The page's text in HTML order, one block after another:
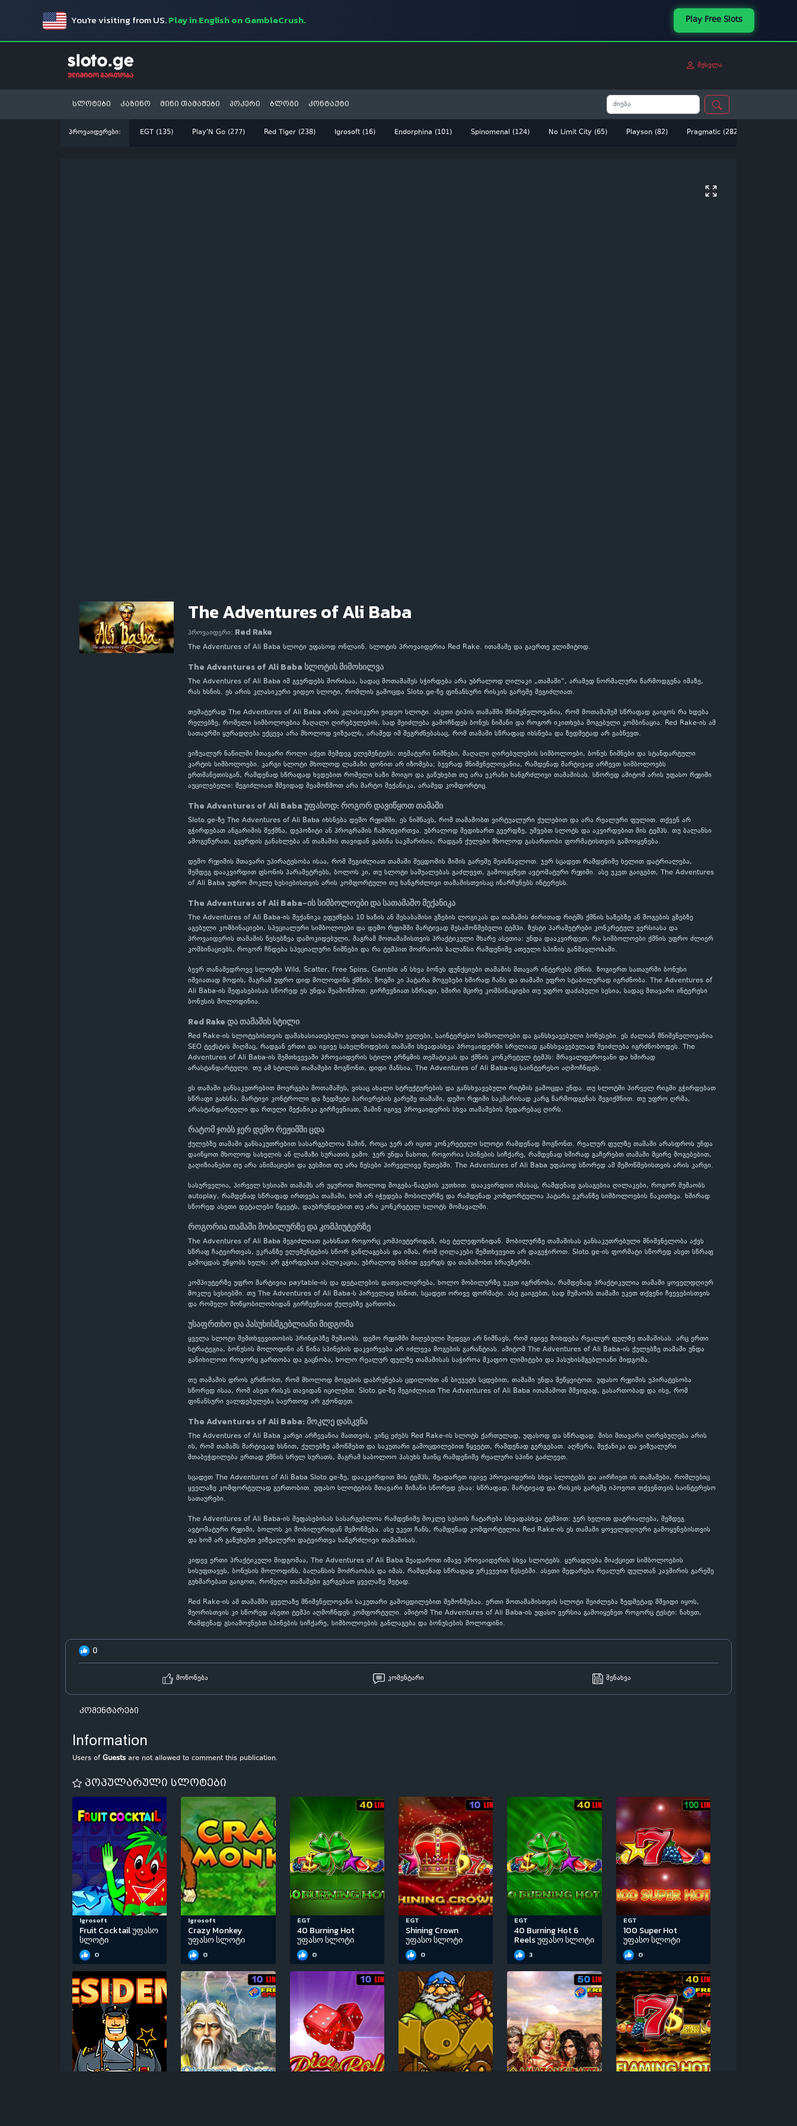
You're visiting from US.Play in English on GambleCrush. Play Free Slots
შესვლა
სლოტები კაზინო მინი თამაშები პოკერი ბლოგი კონტაქტი
პროვაიდერები: EGT (135) Play'N Go (277) Red Tiger (238) Igrosoft (16) Endorphina (101) Spinomenal (124) No Limit City (65) Playson (82) Pragmatic (282)
The Adventures of Ali Baba
პროვაიდერი: Red Rake
The Adventures of Ali Baba სლოტი უფასოდ ონლაინ. სლოტის პროვაიდერია Red Rake. ითამაშე და გაერთე ულიმიტოდ.
The Adventures of Ali Baba სლოტის მიმოხილვა
The Adventures of Ali Baba იმ გვერდებს შორისაა, სადაც მოთამაშეს სჭირდება არა უბრალოდ ღილაკი „თამაში“, არამედ ნორმალური წარმოდგენა იმაზე,
რას ხსნის. ეს არის კლასიკური ვიდეო სლოტი, რომლის გამოცდა Sloto.ge-ზე ფინანსური რისკის გარეშე შეგიძლიათ.
თემატურად The Adventures of Ali Baba არის კლასიკური ვიდეო სლოტი. ასეთი ტიპის თამაშში მნიშვნელოვანია, რომ მოთამაშემ სწრაფად გაიგოს რა ხდება
რელებზე, რომელი სიმბოლოებია მაღალი ღირებულების, სად შეიძლება გამოჩნდეს ბონუს ნიშანი და როგორ იკითხება მოგებული კომბინაცია. Red Rake-ის ამ
სათაურში ყურადღება ექცევა არა მხოლოდ ვიზუალს, არამედ იმ შეგრძნებასაც, რომ თამაში სწრაფად იხსნება და ზედმეტად არ გაბნევთ.
ვიზუალურ ნაწილში მთავარი როლი აქვთ შემდეგ ელემენტებს: თემატური ნიშნები, მაღალი ღირებულების სიმბოლოები, ბონუს ნიშნები და სტანდარტული
კარტის სიმბოლოები. კარგი სლოტი მხოლოდ ლამაზი ფონით არ იზომება; ბევრად მნიშვნელოვანია, რამდენად მარტივად არჩევთ სიმბოლოებს
ერთმანეთისგან, რამდენად სწრაფად ხვდებით რომელი ხაზი მოიგო და გაწუხებთ თუ არა ეკრანი ხანგრძლივი თამაშისას. სწორედ ამიტომ არის უფასო რეჟიმი
აუცილებელი: შეგიძლიათ მშვიდად შეამოწმოთ არა მარტო მექანიკა, არამედ კომფორტიც.
The Adventures of Ali Baba უფასოდ: როგორ დავიწყოთ თამაში
Sloto.ge-ზე The Adventures of Ali Baba იხსნება დემო რეჟიმში. ეს ნიშნავს, რომ თამაშობთ ვირტუალური ქულებით და არა რეალური ფულით. თქვენ არ
გჭირდებათ ანგარიშის შექმნა, დეპოზიტი ან პროგრამის ჩამოტვირთვა. უბრალოდ შედიხართ გვერდზე, უშვებთ სლოტს და აკვირდებით მის ტემპს. თუ ბალანსი
ამოგეწურათ, გვერდის განახლება ან თამაშის თავიდან გახსნა საკმარისია, რადგან ქულები მხოლოდ გასართობი ფორმატისთვის გამოიყენება.
დემო რეჟიმის მთავარი უპირატესობა ისაა, რომ შეგიძლიათ თამაში შეცდომის შიშის გარეშე შეისწავლოთ. ჯერ სცადეთ რამდენიმე ხელით დატრიალება,
შემდეგ დააკვირდით ფსონის პარამეტრებს, ბოლოს კი, თუ სლოტი საშუალებას გაძლევთ, გამოიყენეთ ავტომატური რეჟიმი. ასე უკეთ გაიგებთ, The Adventures
of Ali Baba უფრო მოკლე სესიებისთვის არის კომფორტული თუ ხანგრძლივი თამაშისთვისაც ინარჩუნებს ინტერესს.
The Adventures of Ali Baba-ის სიმბოლოები და სათამაშო მექანიკა
The Adventures of Ali Baba-ის მექანიკა ეფუძნება 10 ხაზის ან შესაბამისი გზების ლოგიკას და თამაშის ძირითად რიტმს ქმნის ხაზებზე ან მოგების გზებზე
აგებული კომბინაციები, სპეციალური სიმბოლოები და დემო რეჟიმში მარტივად შესამოწმებელი ტემპი. ზუსტი პარამეტრები კონკრეტულ ვერსიასა და
პროვაიდერის თამაშის წესებზეა დამოკიდებული, მაგრამ მოთამაშისთვის პრაქტიკული მხარე ასეთია: უნდა დააკვირდეთ, რა სიმბოლოები ქმნის უფრო ძლიერ
კომბინაციებს, როგორ ჩნდება სპეციალური ნიშნები და რა ტემპით მოძრაობს ბალანსი რამდენიმე ათეული სპინის განმავლობაში.
ბევრ თანამედროვე სლოტში Wild, Scatter, Free Spins, Gamble ან სხვა ბონუს ფუნქციები თამაშის მთავარ ინტერესს ქმნის. ზოგიერთ სათაურში ბონუსი
იშვიათად მოდის, მაგრამ უფრო დიდ მოლოდინს ქმნის; ზოგში კი პატარა მოგებები ხშირად ჩანს და თამაში უფრო სტაბილურად იგრძნობა. The Adventures of
Ali Baba-ის შეფასებისას სწორედ ეს უნდა შეამოწმოთ: გირჩევნიათ სწრაფი, ხშირი მცირე კომბინაციები თუ უფრო დაძაბული სესია, სადაც მთავარი ინტერესი
ბონუსის მოლოდინია.
Red Rake და თამაშის სტილი
Red Rake-ის სლოტებისთვის დამახასიათებელია დიდი სათამაშო ველები, საინტერესო სიმბოლოები და განსხვავებული ბონუსები. ეს ძალიან მნიშვნელოვანია
SEO ტექსტის მიღმაც, რადგან ერთი და იგივე სახელწოდების თამაში სხვადასხვა პროვაიდერში სრულიად განსხვავებულად შეიძლება იგრძნობოდეს. The
Adventures of Ali Baba-ის შემთხვევაში პროვაიდერის სტილი ერწყმის თემატიკას და ქმნის კონკრეტულ ტემპს: მრავალფეროვანი და ხშირად
არასტანდარტული. თუ ამ სტილის თამაშები მოგწონთ, დიდი შანსია, The Adventures of Ali Baba-იც საინტერესო აღმოჩნდეს.
ეს თამაში განსაკუთრებით მოერგება მოთამაშეს, ვისაც ახალი სტრუქტურების და განსხვავებული რიტმის გამოცდა უნდა. თუ სლოტში პირველ რიგში გჭირდებათ
სწრაფი გახსნა, მარტივი კონტროლი და ზედმეტი ბარიერების გარეშე თამაში, დემო რეჟიმი საკმარისად კარგ წარმოდგენას შეგიქმნით. თუ უფრო ღრმა,
არასტანდარტული და რთული მექანიკა გირჩევნიათ, მაშინ იგივე პროვაიდერის სხვა თამაშების შედარებაც ღირს.
რატომ ჯობს ჯერ დემო რეჟიმში ცდა
ქულებზე თამაში განსაკუთრებით სასარგებლოა მაშინ, როცა ჯერ არ იცით კონკრეტული სლოტი რამდენად მოგწონთ. რეალურ ფულზე თამაში არასდროს უნდა
დაიწყოთ მხოლოდ სახელის ან ლამაზი სურათის გამო. ჯერ უნდა ნახოთ, როგორია სპინების სიჩქარე, რამდენად ხშირად გაჩერებთ თამაში მცირე მოგებებით,
გაღიზიანებთ თუ არა ანიმაციები და გესმით თუ არა წესები პირველივე წუთებში. The Adventures of Ali Baba უფასოდ სწორედ ამ შემოწმებისთვის არის კარგი.
სასურველია, პირველ სესიაში თამაშს არ უყუროთ მხოლოდ მოგება-წაგების კუთხით. დააკვირდით იმასაც, რამდენად გასაგებია ღილაკები, როგორ მუშაობს
autoplay, რამდენად სწრაფად ირთვება თამაში, ხომ არ იჭედება მობილურზე და რამდენად კომფორტულია პატარა ეკრანზე სიმბოლოების წაკითხვა. ხშირად
სწორედ ასეთი დეტალები წყვეტს, დაუბრუნდებით თუ არა კონკრეტულ სლოტს მომავალში.
როგორია თამაში მობილურზე და კომპიუტერზე
The Adventures of Ali Baba შეგიძლიათ გახსნათ როგორც კომპიუტერიდან, ისე ტელეფონიდან. მობილურზე თამაშისას განსაკუთრებული მნიშვნელობა აქვს
სწრაფ ჩატვირთვას, ეკრანზე ელემენტების სწორ განლაგებას და იმას, რომ ღილაკები შემთხვევით არ დაგეჭიროთ. Sloto.ge-ის ფორმატი სწორედ ასეთ სწრაფ
გამოცდას უწყობს ხელს: არ გჭირდებათ აპლიკაცია, უბრალოდ ხსნით გვერდს და თამაშობთ ბრაუზერში.
კომპიუტერზე უფრო მარტივია paytable-ის და დეტალების დათვალიერება, ხოლო მობილურზე უკეთ იგრძნობა, რამდენად პრაქტიკულია თამაში ყოველდღიურ
მოკლე სესიებში. თუ The Adventures of Ali Baba-ს პირველად ხსნით, სცადეთ ორივე ფორმატი. ასე გაიგებთ, სად მუშაობს თამაში უკეთ თქვენი ჩვევებისთვის
და რომელი მოწყობილობიდან გირჩევნიათ ქულებზე გართობა.
უსაფრთხო და პასუხისმგებლიანი მიდგომა
ყველა სლოტი შემთხვევითობის პრინციპზე მუშაობს. დემო რეჟიმში მიღებული შედეგი არ ნიშნავს, რომ იგივე მოხდება რეალურ ფულზე თამაშისას. არც ერთი
სტრატეგია, ბონუსის მოლოდინი ან წინა სპინების დაკვირვება არ იძლევა მოგების გარანტიას. ამიტომ The Adventures of Ali Baba-ის ქულებზე თამაში უნდა
განიხილოთ როგორც გართობა და გაცნობა, ხოლო რეალურ ფულზე თამაშისას საჭიროა მკაფიო ლიმიტები და პასუხისმგებლიანი მიდგომა.
თუ თამაშის დროს გრძნობთ, რომ მხოლოდ მოგების დაბრუნებას ცდილობთ ან ბიუჯეტს სცდებით, თამაში უნდა შეწყვიტოთ. უფასო რეჟიმის უპირატესობა
სწორედ ისაა, რომ ასეთ რისკს თავიდან იცილებთ. Sloto.ge-ზე შეგიძლიათ The Adventures of Ali Baba ითამაშოთ მშვიდად, გასართობად და ისე, რომ
ფინანსური ვალდებულება საერთოდ არ გქონდეთ.
The Adventures of Ali Baba: მოკლე დასკვნა
The Adventures of Ali Baba კარგი არჩევანია მათთვის, ვინც ეძებს Red Rake-ის სლოტს ქართულად, უფასოდ და სწრაფად. მისი მთავარი ღირებულება არის
ის, რომ თამაშს მარტივად ხსნით, ქულებზე ამოწმებთ და საკუთარი გამოცდილებით წყვეტთ, რამდენად გერგებათ. აღწერა, მექანიკა და ვიზუალური
შთაბეჭდილება ერთად ქმნის სრულ სურათს, მაგრამ საბოლოო პასუხს მაინც რამდენიმე რეალური სპინი გაძლევთ.
სცადეთ The Adventures of Ali Baba Sloto.ge-ზე, დააკვირდით მის ტემპს, შეადარეთ იგივე პროვაიდერის სხვა სლოტებს და აირჩიეთ ის თამაშები, რომლებიც
ყველაზე კომფორტულად გერთობით. უფასო სლოტების მთავარი მიზანი სწორედ ესაა: სწრაფად, მარტივად და რისკის გარეშე იპოვოთ თქვენთვის საინტერესო
სათაურები.
The Adventures of Ali Baba-ის შეფასებისას სასარგებლოა რამდენიმე მოკლე სესიის ჩატარება სხვადასხვა ტემპით: ჯერ ხელით დატრიალება, შემდეგ
ავტომატური რეჟიმი, ბოლოს კი მობილურიდან შემოწმება. ასე უკეთ ჩანს, რამდენად კომფორტულია Red Rake-ის ეს თამაში ყოველდღიური გამოყენებისთვის
და ხომ არ გაწუხებთ ვიზუალური დატვირთვა ხანგრძლივი თამაშისას.
კიდევ ერთი პრაქტიკული მიდგომაა, The Adventures of Ali Baba შეადაროთ იმავე პროვაიდერის სხვა სლოტებს. ყურადღება მიაქციეთ სიმბოლოების
სისუფთავეს, ბონუსის მოლოდინს, ბალანსის მოძრაობას და იმას, რამდენად სწრაფად ერკვევით წესებში. ასეთი შედარება რეალურ ფულთან კავშირის გარეშე
გეხმარებათ გაიგოთ, რომელი თამაშები გერგებათ ყველაზე მეტად.
Red Rake-ის ამ თამაშში ყველაზე მნიშვნელოვანი საკუთარი გამოცდილებით შემოწმებაა. ერთი მოთამაშისთვის სლოტი შეიძლება ზედმეტად მშვიდი იყოს,
მეორისთვის კი სწორედ ასეთი ტემპი აღმოჩნდეს კომფორტული. ამიტომ The Adventures of Ali Baba-ის უფასო ვერსია გამოიყენეთ როგორც ტესტი: ნახეთ,
რამდენად გსიამოვნებთ სპინების სიჩქარე, სიმბოლოების განლაგება და ბონუსების მოლოდინი.
0
მოწონება კომენტარი შენახვა
კომენტარები
Information
Users ofGuests are not allowed to comment this publication.
პოპულარული სლოტები
Igrosoft
Fruit Cocktail უფასო
სლოტი
0
Igrosoft
Crazy Monkey
უფასო სლოტი
0
EGT
40 Burning Hot
უფასო სლოტი
0
EGT
Shining Crown
უფასო სლოტი
0
EGT
40 Burning Hot 6
Reels უფასო სლოტი
3
EGT
100 Super Hot
უფასო სლოტი
0